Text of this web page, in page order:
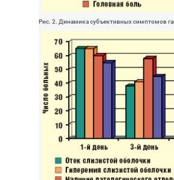
Рис. 2. Динамика субъективных симптомов